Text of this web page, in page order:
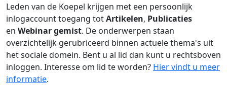
Leden van de Koepel krijgen met een persoonlijk
inlogaccount toegang totArtikelen, Publicaties
en Webinar gemist. De onderwerpen staan
overzichtelijk gerubriceerd binnen actuele thema's uit
het sociale domein. Bent u al lid dan kunt u rechtsboven
inloggen. Interesse om lid te worden? Hier vindt u meer
informatie.